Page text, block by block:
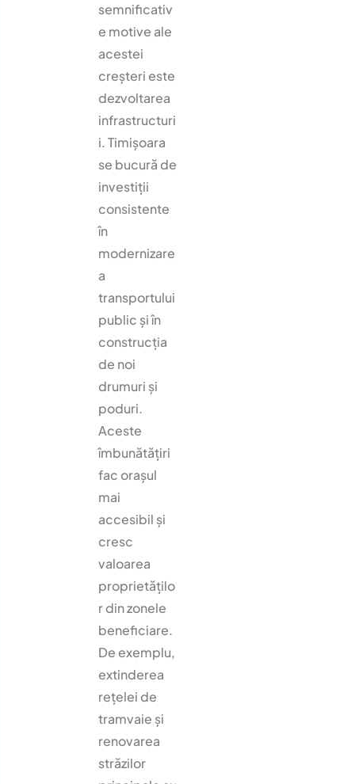
semnificativ
e motive ale
acestei
creșteri este
dezvoltarea
infrastructuri
i. Timișoara
se bucură de
investiții
consistente
în
modernizare
a
transportului
public și în
construcția
de noi
drumuri și
poduri.
Aceste
îmbunătățiri
fac orașul
mai
accesibil și
cresc
valoarea
proprietățilo
r din zonele
beneficiare.
De exemplu,
extinderea
rețelei de
tramvaie și
renovarea
străzilor